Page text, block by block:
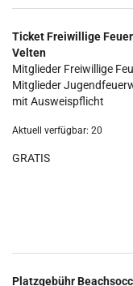
Ticket Freiwillige
Velten
Mitglieder Freiwillige
Mitglieder
mit Ausweispflicht
Aktuell verfügbar: 20
GRATIS
Platzgebühr